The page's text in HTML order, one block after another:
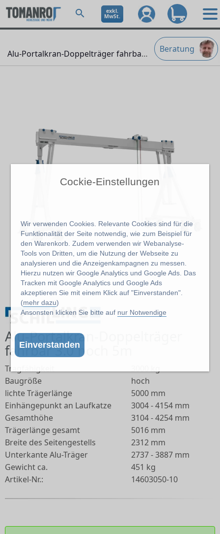
Cockie-Einstellungen
Wir verwenden Cookies. Relevante Cookies sind für die
Funktionalität der Seite notwendig, wie zum Beispiel für
den Warenkorb. Zudem verwenden wir Webanalyse-
Tools von Dritten, um die Nutzung der Webseite zu
analysieren und die Anzeigenkampagnen zu messen.
Hierzu nutzen wir Google Analytics und Google Ads. Das
Tracken mit Google Analytics und Google Ads
akzeptieren Sie mit einem Klick auf "Einverstanden".
(mehr dazu)
Ansonsten klicken Sie bitte auf nur Notwendige
Einverstanden
exkl.
MwSt.
Beratung
Alu-Portalkran-Doppelträger fahrbar" />
Abbildung kann abweichen vom Original
Alu-Portalkran-Doppelträger
fahrbar 3.0 hoch 5m
Tragfähigkeit
Baugröße
hoch
lichte Trägerlänge
5000 mm
Einhängepunkt an Laufkatze
3004 - 4154 mm
Gesamthöhe
3104 - 4254 mm
Trägerlänge gesamt
5016 mm
Breite des Seitengestells
2312 mm
Unterkante Alu-Träger
2737 - 3887 mm
Gewicht ca.
451 kg
Artikel-Nr.:
14603050-10